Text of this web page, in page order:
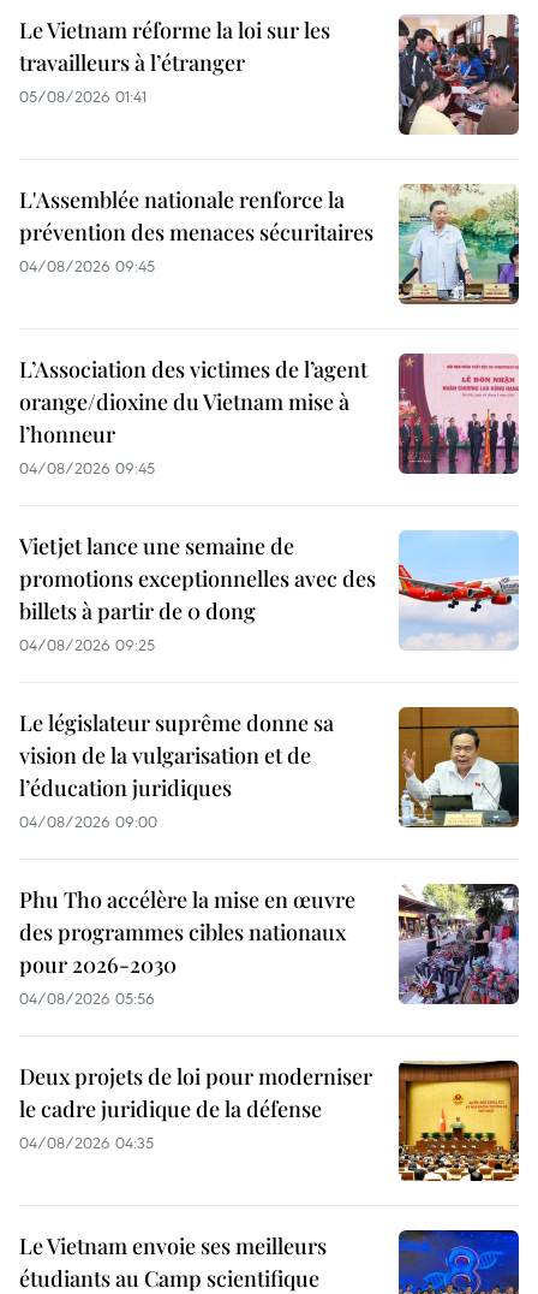
Le Vietnam réforme la loi sur les
travailleurs à l’étranger
05/08/2026 01:41
L'Assemblée nationale renforce la
prévention des menaces sécuritaires
04/08/2026 09:45
L’Association des victimes de l’agent
orange/dioxine du Vietnam mise à
l’honneur
04/08/2026 09:45
Vietjet lance une semaine de
promotions exceptionnelles avec des
billets à partir de 0 dong
04/08/2026 09:25
Le législateur suprême donne sa
vision de la vulgarisation et de
l’éducation juridiques
04/08/2026 09:00
Phu Tho accélère la mise en œuvre
des programmes cibles nationaux
pour 2026-2030
04/08/2026 05:56
Deux projets de loi pour moderniser
le cadre juridique de la défense
04/08/2026 04:35
Le Vietnam envoie ses meilleurs
étudiants au Camp scientifique